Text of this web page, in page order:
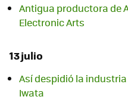
Antigua productora de
Electronic Arts
13 julio
Así despidió la
Iwata